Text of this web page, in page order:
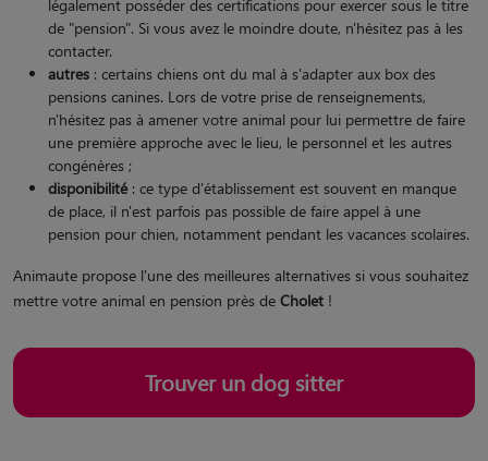
légalement posséder des certifications pour exercer sous le titre
de "pension". Si vous avez le moindre doute, n'hésitez pas à les
contacter.
autres : certains chiens ont du mal à s'adapter aux box des
pensions canines. Lors de votre prise de renseignements,
n'hésitez pas à amener votre animal pour lui permettre de faire
une première approche avec le lieu, le personnel et les autres
congénères ;
disponibilité: ce type d'établissement est souvent en manque
de place, il n'est parfois pas possible de faire appel à une
pension pour chien, notamment pendant les vacances scolaires.
Animaute propose l'une des meilleures alternatives si vous souhaitez
mettre votre animal en pension près de Cholet !
Trouver un dog sitter